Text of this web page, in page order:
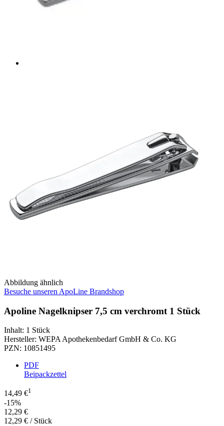
Abbildung ähnlich
Besuche unseren ApoLine Brandshop
Apoline Nagelknipser 7,5 cm verchromt 1 Stück
Inhalt: 1 Stück
Hersteller: WEPA Apothekenbedarf GmbH & Co. KG
PZN: 10851495
PDF
Beipackzettel
14,49 €1
-15%
12,29 €
12,29 € / Stück